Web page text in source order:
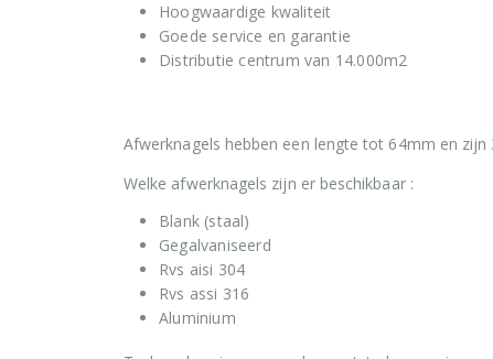
Hoogwaardige kwaliteit
Goede service en garantie
Distributie centrum van 14.000m2
Afwerknagels hebben een lengte tot 64mm en
Welke afwerknagels zijn er beschikbaar :
Blank (staal)
Gegalvaniseerd
Rvs aisi 304
Rvs assi 316
Aluminium